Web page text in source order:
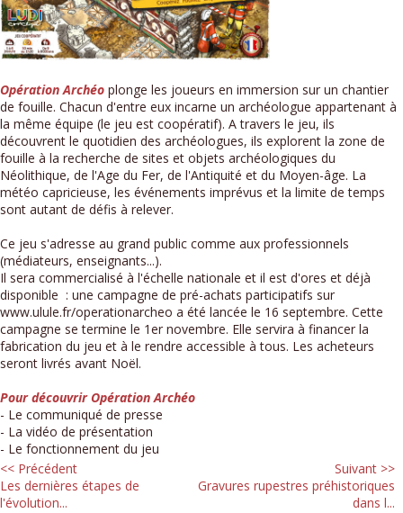
Opération Archéo plonge les joueurs en immersion sur un chantier
de fouille. Chacun d'entre eux incarne un archéologue appartenant à
la même équipe (le jeu est coopératif). A travers le jeu, ils
découvrent le quotidien des archéologues, ils explorent la zone de
fouille à la recherche de sites et objets archéologiques du
Néolithique, de l'Age du Fer, de l'Antiquité et du Moyen-âge. La
météo capricieuse, les événements imprévus et la limite de temps
sont autant de défis à relever.
Ce jeu s'adresse au grand public comme aux professionnels
(médiateurs, enseignants...).
Il sera commercialisé à l'échelle nationale et il est d'ores et déjà
disponible : une campagne de pré-achats participatifs sur
www.ulule.fr/operationarcheo a été lancée le 16 septembre. Cette
campagne se termine le 1er novembre. Elle servira à financer la
fabrication du jeu et à le rendre accessible à tous. Les acheteurs
seront livrés avant Noël.
Pour découvrir Opération Archéo
- Le communiqué de presse
- La vidéo de présentation
- Le fonctionnement du jeu
<< Précédent
Les dernières étapes de
l'évolution...
Suivant >>
Gravures rupestres préhistoriques
dans l...